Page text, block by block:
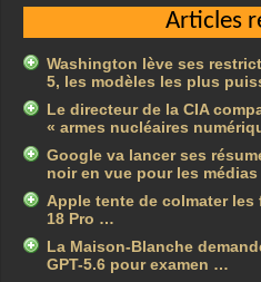
Articles
Washington lève ses
5, les modèles les plus
Le directeur de la CIA
« armes nucléaires
Google va lancer ses
noir en vue pour les
Apple tente de colmater les
18 Pro …
La Maison-Blanche
GPT-5.6 pour examen …